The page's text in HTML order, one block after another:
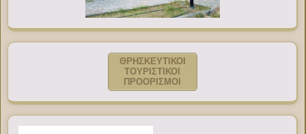
ΘΡΗΣΚΕΥΤΙΚΟΙ
ΤΟΥΡΙΣΤΙΚΟΙ
ΠΡΟΟΡΙΣΜΟΙ